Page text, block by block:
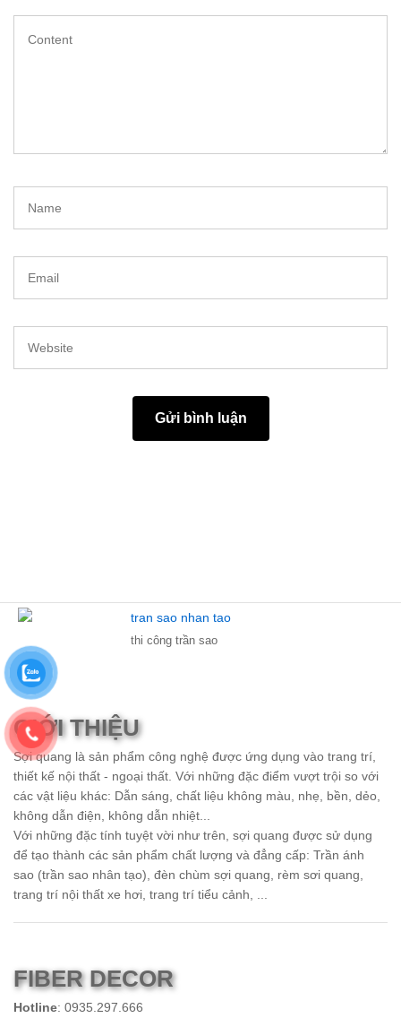
thi công trần sao
GIỚI THIỆU
Sợi quang là sản phẩm công nghệ được ứng dụng vào trang trí,
thiết kế nội thất - ngoại thất. Với những đặc điểm vượt trội so với
các vật liệu khác: Dẫn sáng, chất liệu không màu, nhẹ, bền, dẻo,
không dẫn điện, không dẫn nhiệt...
Với những đặc tính tuyệt vời như trên, sợi quang được sử dụng
để tạo thành các sản phẩm chất lượng và đẳng cấp: Trần ánh
sao (trần sao nhân tạo), đèn chùm sợi quang, rèm sơi quang,
trang trí nội thất xe hơi, trang trí tiểu cảnh, ...
FIBER DECOR
Hotline: 0935.297.666